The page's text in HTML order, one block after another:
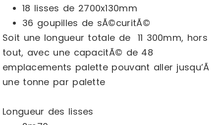
18 lisses de 2700x130mm
36 goupilles de sÃ©curitÃ©
Soit une longueur totale de 11 300mm, hors
tout, avec une capacitÃ© de 48
emplacements palette pouvant aller jusqu’Ã
une tonne par palette
Longueur des lisses